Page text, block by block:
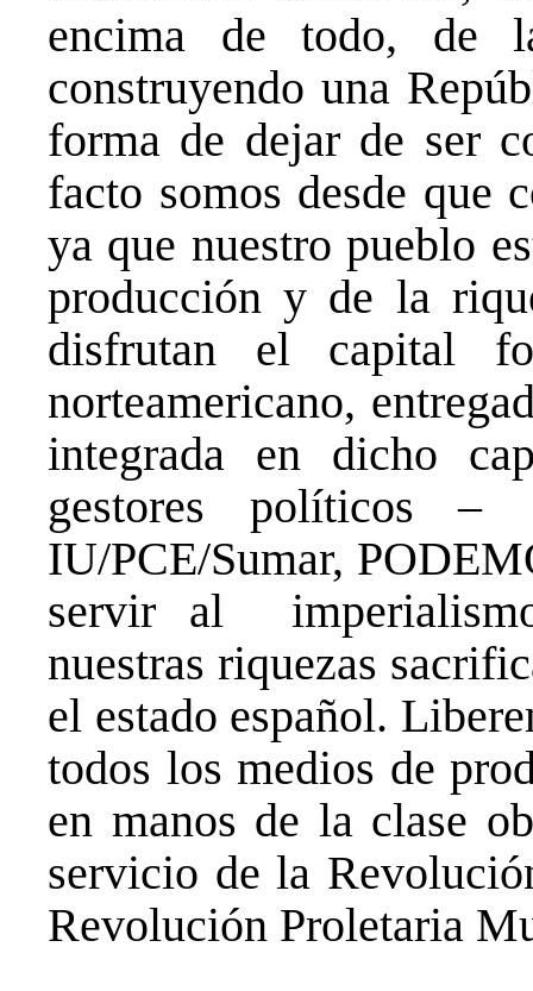
encima de todo, de
construyendo una
forma de dejar de ser
facto somos desde que
ya que nuestro pueblo
producción y de la
disfrutan el capital
norteamericano,
integrada en dicho
gestores políticos
IU/PCE/Sumar,
servir al
nuestras riquezas
el estado español.
todos los medios de
en manos de la clase
servicio de la
Revolución Proletaria